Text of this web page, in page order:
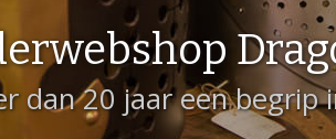
dan 20 jaar een begrip